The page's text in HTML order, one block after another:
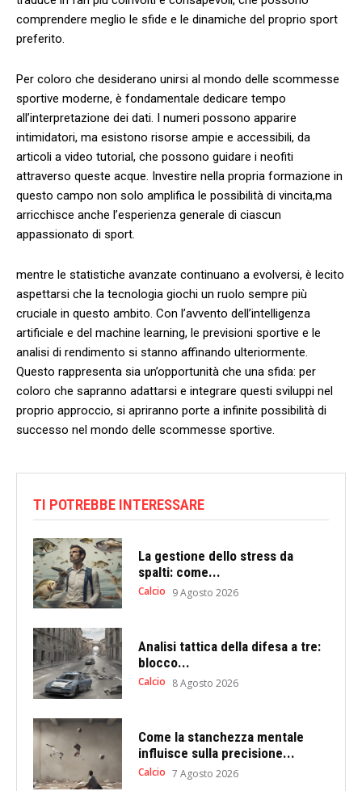
comprendere meglio ⁣le ​sfide‍ e ‍le dinamiche del ‍proprio‌ sport
‍preferito.
Per coloro che‍ desiderano unirsi al mondo delle scommesse⁣
sportive moderne, è fondamentale⁤ dedicare tempo
all’interpretazione dei ⁢dati. I numeri possono ⁢apparire
intimidatori, ma ⁤esistono​ risorse ampie e accessibili, da⁣
articoli a video tutorial, che possono guidare i neofiti
attraverso queste ‍acque. Investire ⁢nella propria formazione in
questo campo non solo amplifica le possibilità di vincita,ma
arricchisce anche l’esperienza generale​ di ciascun
‌appassionato di‌ sport.
mentre le statistiche‌ avanzate continuano⁢ a evolversi, è lecito
aspettarsi che la⁤ tecnologia ‌giochi ‌un ruolo sempre⁢ più
cruciale in ‌questo ⁣ambito. Con l’avvento dell’intelligenza
⁣artificiale ⁤e del machine learning, le previsioni sportive e le
analisi di rendimento ⁢si stanno affinando ulteriormente.
Questo ‌rappresenta sia un’opportunità ⁢che una sfida: per
coloro che sapranno adattarsi e integrare ⁢questi sviluppi​ nel
proprio approccio, si apriranno ⁤porte a infinite possibilità di
successo nel mondo delle scommesse sportive.
TI POTREBBE INTERESSARE
La gestione dello stress da
spalti: come...
Calcio 9 Agosto 2026
Analisi tattica della difesa a tre:
blocco...
Calcio 8 Agosto 2026
Come la stanchezza mentale
influisce sulla precisione...
Calcio 7 Agosto 2026